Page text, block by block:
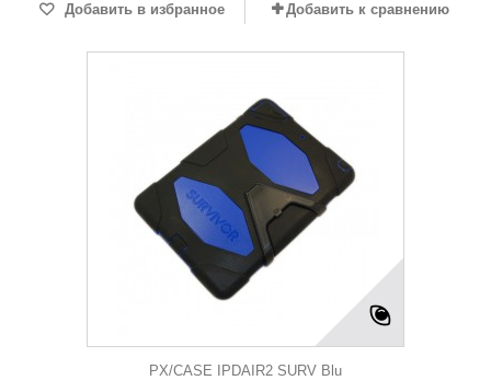
Добавить в избранное Добавить к сравнению
PX/CASE IPDAIR2 SURV Blu